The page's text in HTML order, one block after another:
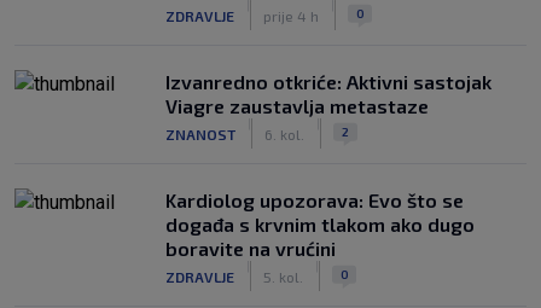
ZDRAVLJE prije 4 h 0
Izvanredno otkriće: Aktivni sastojak
Viagre zaustavlja metastaze
ZNANOST 6. kol. 2
Kardiolog upozorava: Evo što se
događa s krvnim tlakom ako dugo
boravite na vrućini
ZDRAVLJE 5. kol. 0